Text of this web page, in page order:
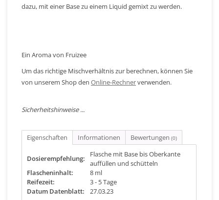
dazu, mit einer Base zu einem Liquid gemixt zu werden.
Ein Aroma von Fruizee
Um das richtige Mischverhältnis zur berechnen, können Sie
von unserem Shop den Online-Rechnerverwenden.
Sicherheitshinweise ...
Eigenschaften Informationen Bewertungen (0)
Dosierempfehlung:
Flasche mit Base bis Oberkante
auffüllen und schütteln
Flascheninhalt:
8 ml
Reifezeit:
3 - 5 Tage
Datum Datenblatt:
27.03.23